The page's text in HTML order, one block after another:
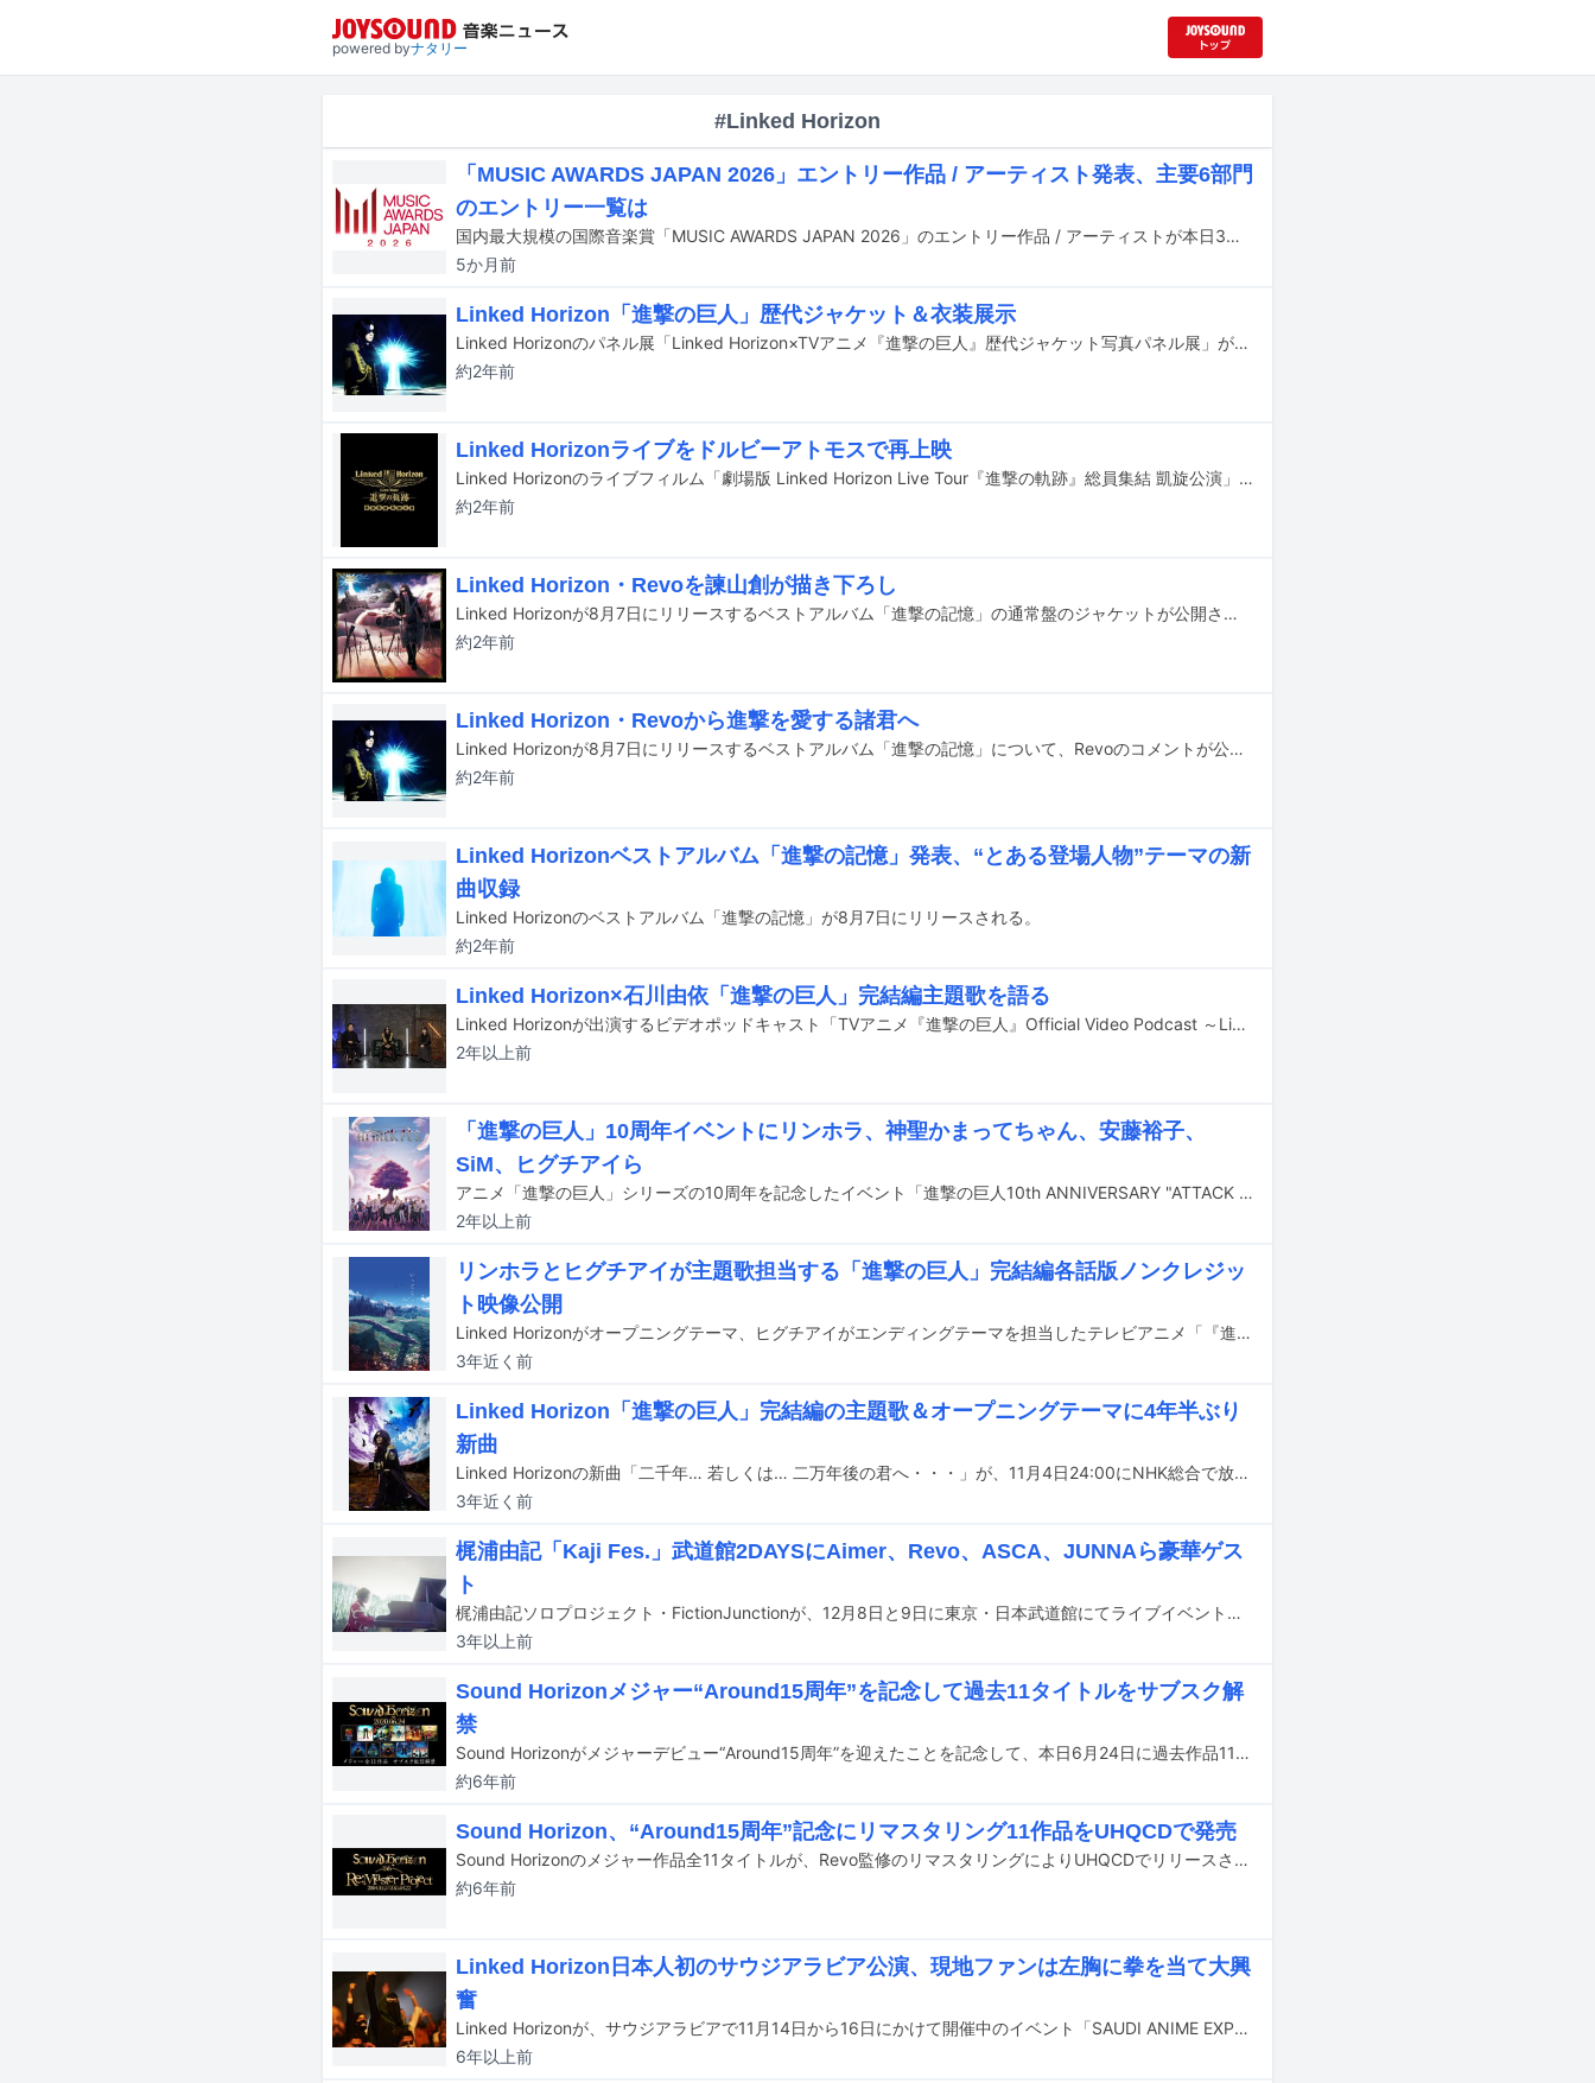
powered byナタリー
#Linked Horizon
「MUSIC AWARDS JAPAN 2026」エントリー作品 / アーティスト発表、主要6部門
のエントリー一覧は
国内最大規模の国際音楽賞「MUSIC AWARDS JAPAN 2026」のエントリー作品 / アーティストが本日3月19日に発表された。
5か月前
Linked Horizon「進撃の巨人」歴代ジャケット＆衣装展示
Linked Horizonのパネル展「Linked Horizon×TVアニメ『進撃の巨人』歴代ジャケット写真パネル展」が京都・タワーレコード京都店で8月12日まで、東京・タワーレコード渋谷店、タワーレコード新宿店、福岡県・タワーレコード福岡店で8月19日まで開催されている。
約2年前
Linked Horizonライブをドルビーアトモスで再上映
Linked Horizonのライブフィルム「劇場版 Linked Horizon Live Tour『進撃の軌跡』総員集結 凱旋公演」が8月6日に東京と大阪の4館にてドルビーアトモスでリバイバル上映される。
約2年前
Linked Horizon・Revoを諫山創が描き下ろし
Linked Horizonが8月7日にリリースするベストアルバム「進撃の記憶」の通常盤のジャケットが公開された。
約2年前
Linked Horizon・Revoから進撃を愛する諸君へ
Linked Horizonが8月7日にリリースするベストアルバム「進撃の記憶」について、Revoのコメントが公開された。
約2年前
Linked Horizonベストアルバム「進撃の記憶」発表、“とある登場人物”テーマの新
曲収録
Linked Horizonのベストアルバム「進撃の記憶」が8月7日にリリースされる。
約2年前
Linked Horizon×石川由依「進撃の巨人」完結編主題歌を語る
Linked Horizonが出演するビデオポッドキャスト「TVアニメ『進撃の巨人』Official Video Podcast ～Linked Horizon楽曲を通して語る『進撃の巨人』～」がSpotifyで配信された。
2年以上前
「進撃の巨人」10周年イベントにリンホラ、神聖かまってちゃん、安藤裕子、
SiM、ヒグチアイら
アニメ「進撃の巨人」シリーズの10周年を記念したイベント「進撃の巨人10th ANNIVERSARY "ATTACK FES"」が2024年1月27、28日に神奈川・Kアリーナ横浜で開催される。
2年以上前
リンホラとヒグチアイが主題歌担当する「進撃の巨人」完結編各話版ノンクレジッ
ト映像公開
Linked Horizonがオープニングテーマ、ヒグチアイがエンディングテーマを担当したテレビアニメ「『進撃の巨人』The Final Season完結編（各話版）」のノンクレジット映像がYouTubeで公開された。
3年近く 前
Linked Horizon「進撃の巨人」完結編の主題歌＆オープニングテーマに4年半ぶり
新曲
Linked Horizonの新曲「二千年… 若しくは… 二万年後の君へ・・・」が、11月4日24:00にNHK総合で放送がスタートするテレビアニメ「『進撃の巨人』The Final Season完結編（後編）」の主題歌に、同じく新曲「最後の巨人」が11月5日に各動画配信サービスで配信される「『進撃の巨人』The Final Season完結編（各話版）」のオープニングテーマになることが発表された。
3年近く 前
梶浦由記「Kaji Fes.」武道館2DAYSにAimer、Revo、ASCA、JUNNAら豪華ゲス
ト
梶浦由記ソロプロジェクト・FictionJunctionが、12月8日と9日に東京・日本武道館にてライブイベント「30th Anniversary / Yuki Kajiura LIVE vol.#19『Kaji Fes. 2023』」を開催する。
3年以上前
Sound Horizonメジャー“Around15周年”を記念して過去11タイトルをサブスク解
禁
Sound Horizonがメジャーデビュー“Around15周年”を迎えたことを記念して、本日6月24日に過去作品11タイトルが各サブスクリプションサービスにて解禁された。
約6年前
Sound Horizon、“Around15周年”記念にリマスタリング11作品をUHQCDで発売
Sound Horizonのメジャー作品全11タイトルが、Revo監修のリマスタリングによりUHQCDでリリースされる。
約6年前
Linked Horizon日本人初のサウジアラビア公演、現地ファンは左胸に拳を当て大興
奮
Linked Horizonが、サウジアラビアで11月14日から16日にかけて開催中のイベント「SAUDI ANIME EXPO 2019」に出演し、日本人アーティストとして初めて同国でライブを行った。
6年以上前